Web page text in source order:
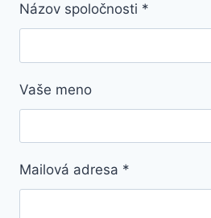
Názov spoločnosti *
Vaše meno
Mailová adresa *